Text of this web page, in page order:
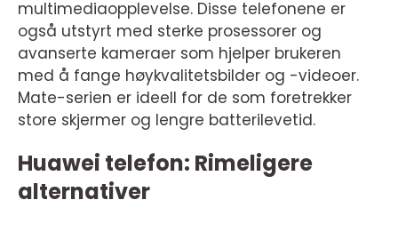
multimediaopplevelse. Disse telefonene er
også utstyrt med sterke prosessorer og
avanserte kameraer som hjelper brukeren
med å fange høykvalitetsbilder og -videoer.
Mate-serien er ideell for de som foretrekker
store skjermer og lengre batterilevetid.
Huawei telefon: Rimeligere
alternativer